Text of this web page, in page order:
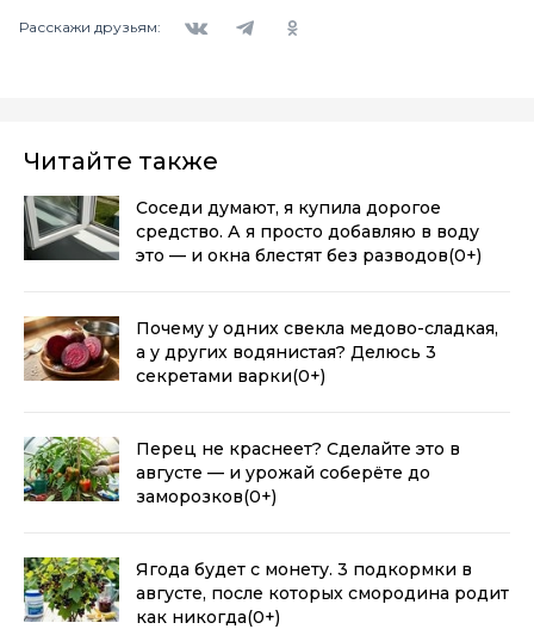
Расскажи друзьям:
Читайте также
Соседи думают, я купила дорогое
средство. А я просто добавляю в воду
это — и окна блестят без разводов(0+)
Почему у одних свекла медово-сладкая,
а у других водянистая? Делюсь 3
секретами варки(0+)
Перец не краснеет? Сделайте это в
августе — и урожай соберёте до
заморозков(0+)
Ягода будет с монету. 3 подкормки в
августе, после которых смородина родит
как никогда(0+)